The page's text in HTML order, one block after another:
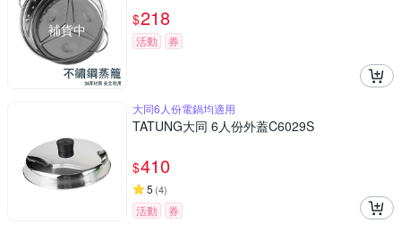
補貨中
$218
活動 券
大同6人份電鍋均適用
TATUNG大同 6人份外蓋C6029S
$410
5 (4)
活動
券